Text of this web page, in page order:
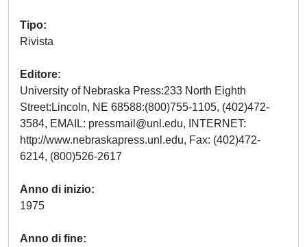
Tipo
Rivista
Editore
University of Nebraska Press:233 North Eighth
Street:Lincoln, NE 68588:(800)755-1105, (402)472-
3584, EMAIL: pressmail@unl.edu, INTERNET:
http://www.nebraskapress.unl.edu, Fax: (402)472-
Anno di inizio
Anno di fine